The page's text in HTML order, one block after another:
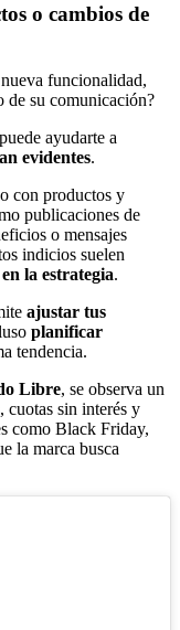
o cambios de
funcionalidad,
de su comunicación?
ayudarte a
evidentes.
con productos y
publicaciones de
o mensajes
indicios suelen
la estrategia.
ajustar tus
planificar
tendencia.
Libre, se observa un
cuotas sin interés y
como Black Friday,
la marca busca